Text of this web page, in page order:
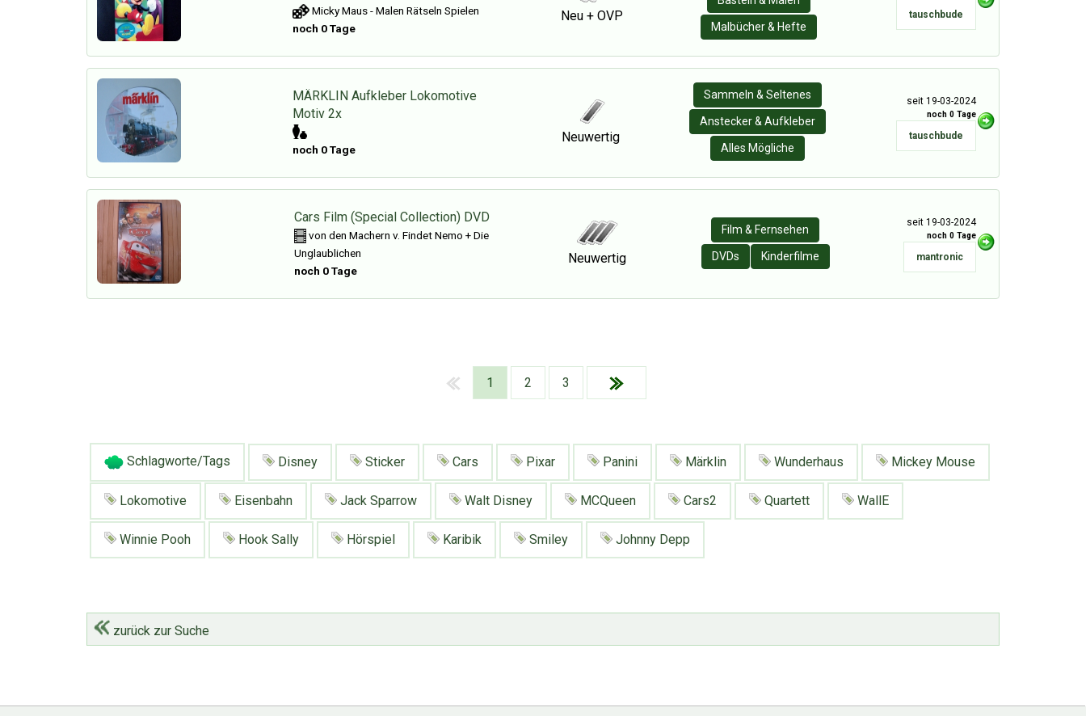
Micky Maus - Malen Rätseln Spielen
noch 0 Tage
Neu + OVP
Malbücher & Hefte
tauschbude
MÄRKLIN Aufkleber Lokomotive
Motiv 2x
noch 0 Tage
Neuwertig
Sammeln & Seltenes
Anstecker & Aufkleber
Alles Mögliche
seit 19-03-2024
noch 0 Tage
tauschbude
Cars Film (Special Collection) DVD
von den Machern v. Findet Nemo + Die
Unglaublichen
noch 0 Tage
Neuwertig
Film & Fernsehen
DVDs Kinderfilme
seit 19-03-2024
noch 0 Tage
mantronic
1 2 3
Schlagworte/Tags Disney Sticker Cars Pixar Panini Märklin Wunderhaus Mickey Mouse
Lokomotive Eisenbahn Jack Sparrow Walt Disney MCQueen Cars2 Quartett WallE
Winnie Pooh Hook Sally Hörspiel Karibik Smiley Johnny Depp
zurück zur Suche